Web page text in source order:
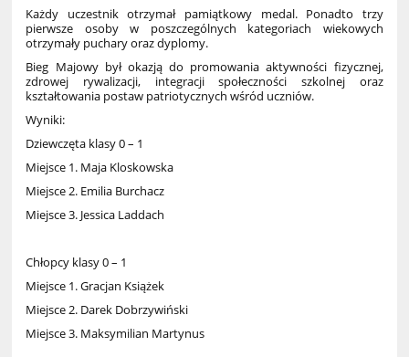
Każdy uczestnik otrzymał pamiątkowy medal. Ponadto trzy
pierwsze osoby w poszczególnych kategoriach wiekowych
otrzymały puchary oraz dyplomy.
Bieg Majowy był okazją do promowania aktywności fizycznej,
zdrowej rywalizacji, integracji społeczności szkolnej oraz
kształtowania postaw patriotycznych wśród uczniów.
Wyniki:
Dziewczęta klasy 0 – 1
Miejsce 1. Maja Kloskowska
Miejsce 2. Emilia Burchacz
Miejsce 3. Jessica Laddach
Chłopcy klasy 0 – 1
Miejsce 1. Gracjan Książek
Miejsce 2. Darek Dobrzywiński
Miejsce 3. Maksymilian Martynus